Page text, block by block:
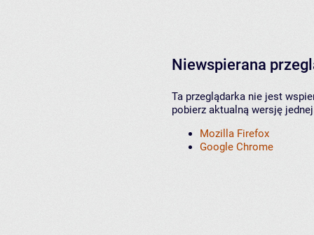
Niewspierana
Ta przeglądarka nie jest
pobierz aktualną wersję
Mozilla Firefox
Google Chrome